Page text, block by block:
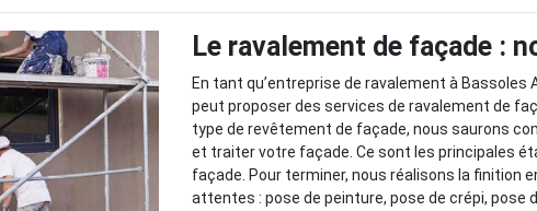
Le ravalement de façade :
En tant qu’entreprise de ravalement à Bassoles
peut proposer des services de ravalement de
type de revêtement de façade, nous saurons
et traiter votre façade. Ce sont les principales
façade. Pour terminer, nous réalisons la finition
attentes : pose de peinture, pose de crépi, pose